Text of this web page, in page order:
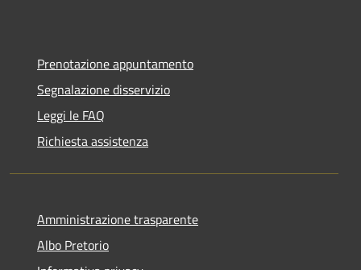
Prenotazione appuntamento
Segnalazione disservizio
Leggi le FAQ
Richiesta assistenza
Amministrazione trasparente
Albo Pretorio